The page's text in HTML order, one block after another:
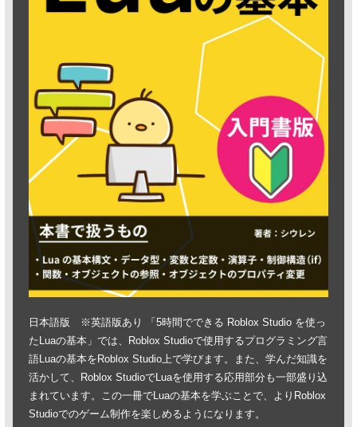
日本語版 ※英語版あり 「5時間でできる Roblox Studio を使っ
たLuaの基本」では、Roblox Studioで使用するプログラミング言
語Luaの基本をRoblox Studio上で学びます。また、学んだ知識を
活かして、Roblox StudioでLuaを使用する応用部分も一部盛り込
まれています。この一冊でLuaの基本を学ぶことで、よりRoblox
Studioでのゲーム制作を楽しめるようになります。